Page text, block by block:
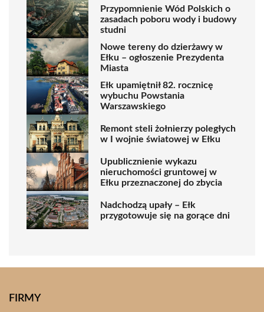
Przypomnienie Wód Polskich o
zasadach poboru wody i budowy
studni
Nowe tereny do dzierżawy w
Ełku – ogłoszenie Prezydenta
Miasta
Ełk upamiętnił 82. rocznicę
wybuchu Powstania
Warszawskiego
Remont steli żołnierzy poległych
w I wojnie światowej w Ełku
Upublicznienie wykazu
nieruchomości gruntowej w
Ełku przeznaczonej do zbycia
Nadchodzą upały – Ełk
przygotowuje się na gorące dni
FIRMY